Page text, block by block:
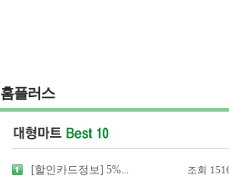
홈플러스
[할인카드정보] 5%... 조회